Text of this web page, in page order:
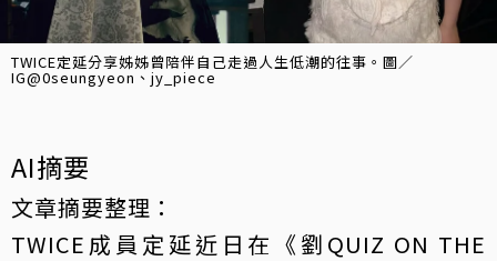
TWICE定延分享姊姊曾陪伴自己走過人生低潮的往事。圖／
IG@0seungyeon、jy_piece
AI摘要
文章摘要整理：
TWICE成員定延近日在《劉QUIZ ON THE